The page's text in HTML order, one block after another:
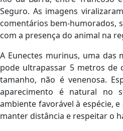
Seguro. As imagens
comentários bem-humorados,
com a presença do animal na
A Eunectes murinus, uma das
pode ultrapassar 5 metros de
tamanho, não é venenosa.
aparecimento é natural no
ambiente favorável à espécie,
manter distância e respeitar o